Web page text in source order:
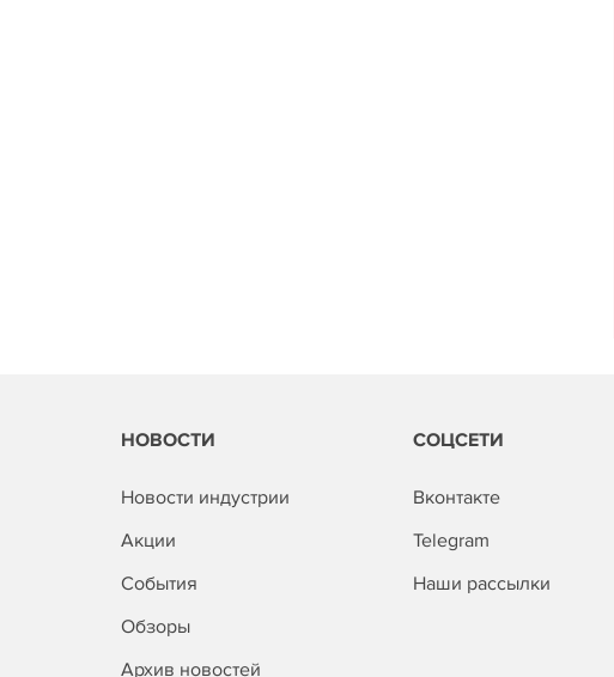
НОВОСТИ
Новости индустрии
Акции
События
Обзоры
Архив новостей
СОЦСЕТИ
Вконтакте
Telegram
Наши рассылки